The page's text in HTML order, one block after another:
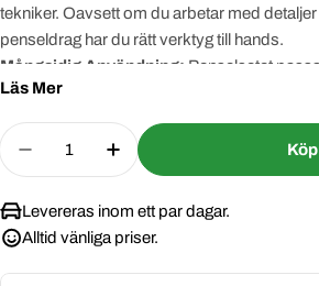
tekniker. Oavsett om du arbetar med
penseldrag har du rätt verktyg till hands.
Mångsidig Användning: Penselsetet
inklusive akryl- och vattenfärgsmålning. De
dig flexibilitet att skapa olika effekter och
Högkvalitativa Borsthår:
Penselns
högkvalitativt material, vilket ger en mjuk
Detaljerad beskrivning:
Läs Mer
Quantity
Decrease Quantity For
Increase Quantity
Levereras inom ett par dagar.
Alltid vänliga priser.